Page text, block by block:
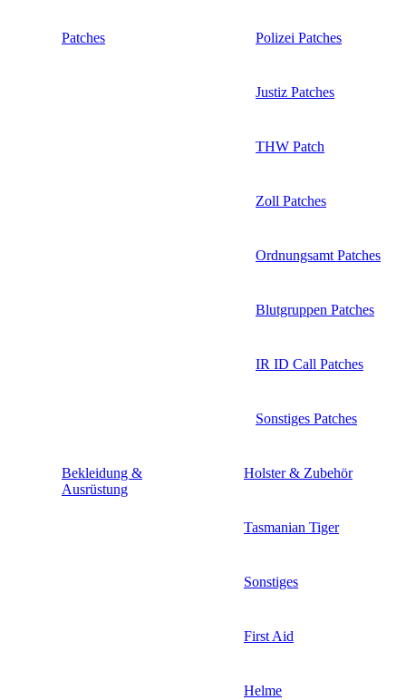
Patches Polizei Patches
Justiz Patches
THW Patch
Zoll Patches
Ordnungsamt Patches
Blutgruppen Patches
IR ID Call Patches
Sonstiges Patches
Bekleidung &
Ausrüstung
Holster & Zubehör
Tasmanian Tiger
Sonstiges
First Aid
Helme